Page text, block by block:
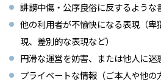
誹謗中傷・公序良俗に反するような
他の利用者が不愉快になる表現（卑
現、差別的な表現など）
円滑な運営を妨害、または他人に迷
プライベートな情報（ご本人や他